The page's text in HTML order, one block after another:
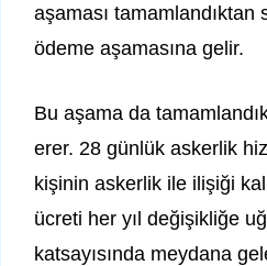
aşaması tamamlandıktan
ödeme aşamasına gelir.
Bu aşama da
erer. 28 günlük askerlik
kişinin askerlik ile ilişiği
ücreti her yıl değişikliğe
katsayısında meydana